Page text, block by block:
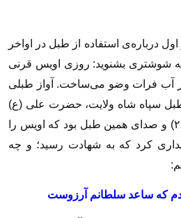
درباره‌ی استفاده از طبل در اواخر
شوشتری بشنوید: روزی اویس قرنی
آب فرات وضو می‌ساخت. آواز طبلی
سپاه شاه ولایت، حضرت علی (ع)
است که به جنگ معاویه می‌رود.» (مجالس‌المؤمنین، ج۱، ص۲۸۱) و صدای همین طبل بود که اویس را
کرد که به شهادت رسید؛ و چه
ساعد سلطانم آرزوست